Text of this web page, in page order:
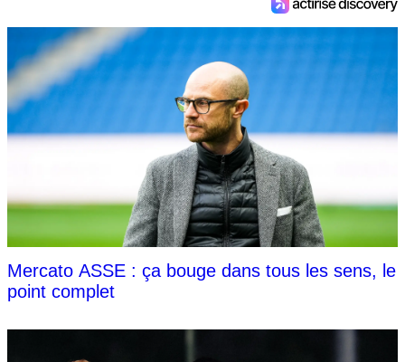
Mercato ASSE : ça bouge dans tous les sens, le
point complet